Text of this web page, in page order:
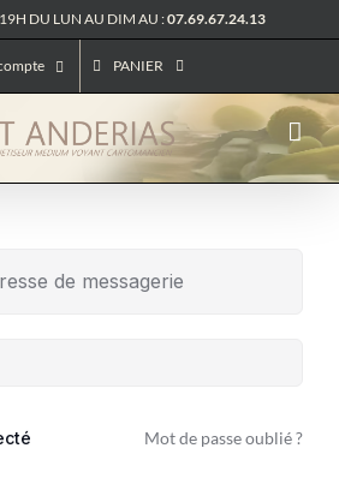
DU LUN AU DIM AU :07.69.67.24.13
PANIER
Mot de passe oublié ?